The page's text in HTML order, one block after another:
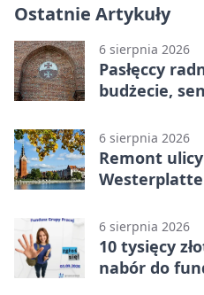
Ostatnie Artykuły
6 sierpnia 2026
Pasłęccy
budżecie,
6 sierpnia 2026
Remont
6 sierpnia 2026
10 tysięcy
nabór do